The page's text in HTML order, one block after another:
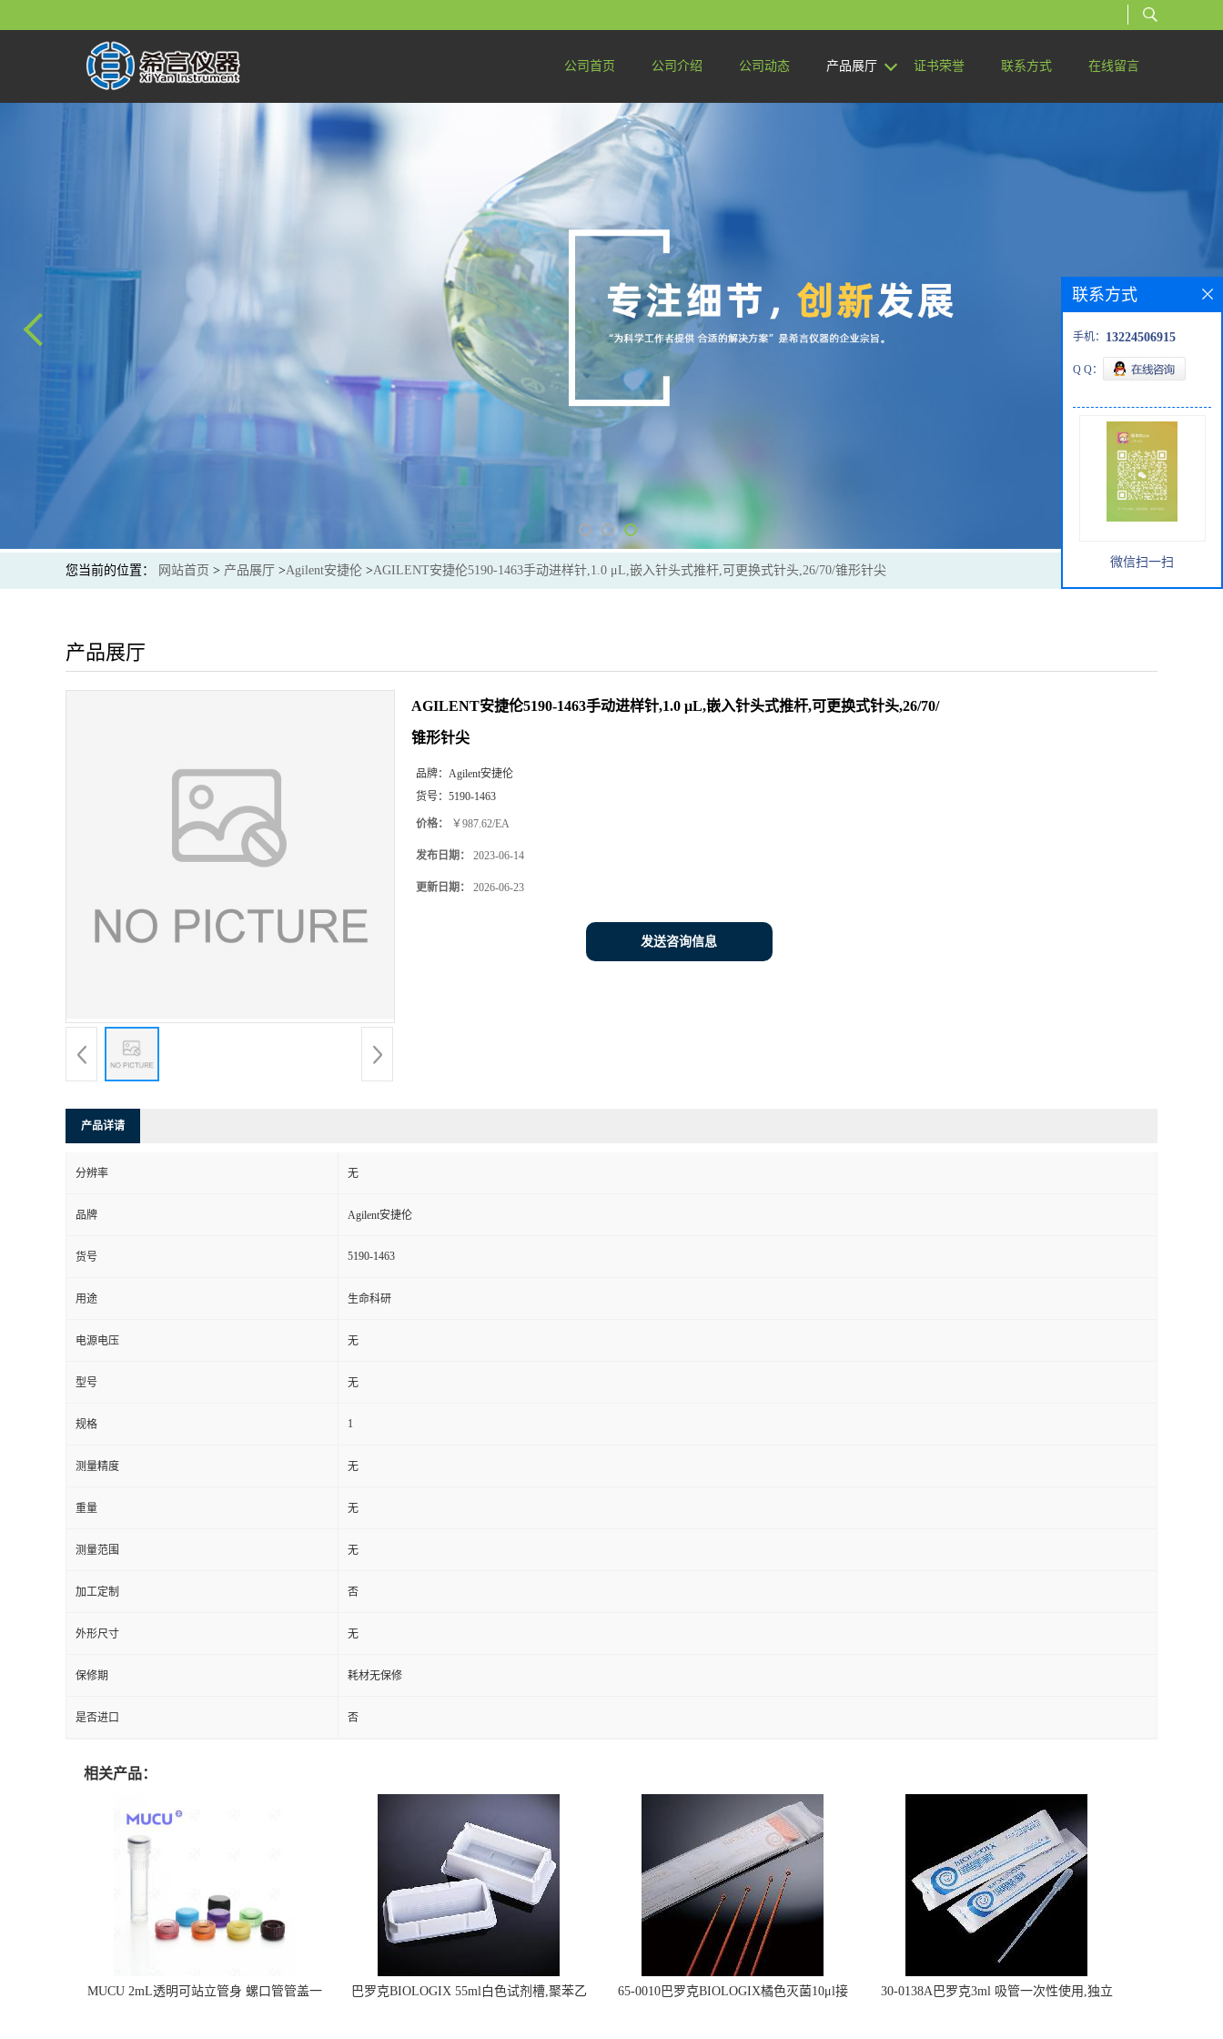
公司首页 公司介绍 公司动态 产品展厅 证书荣誉 联系方式 在线留言
您当前的位置： 网站首页 > 产品展厅 >Agilent安捷伦 >AGILENT安捷伦5190-1463手动进样针,1.0 μL,嵌入针头式推杆,可更换式针头,26/70/锥形针尖
产品展厅
AGILENT安捷伦5190-1463手动进样针,1.0 μL,嵌入针头式推杆,可更换式针头,26/70/
锥形针尖
品牌： Agilent安捷伦
货号： 5190-1463
价格： ￥987.62/EA
发布日期： 2023-06-14
更新日期： 2026-06-23
发送咨询信息
产品详请
分辨率 无
品牌 Agilent安捷伦
货号 5190-1463
用途 生命科研
电源电压 无
型号 无
规格 1
测量精度 无
重量 无
测量范围 无
加工定制 否
外形尺寸 无
保修期 耗材无保修
是否进口 否
相关产品：
MUCU 2mL透明可站立管身 螺口管管盖一
巴罗克BIOLOGIX 55ml白色试剂槽,聚苯乙
65-0010巴罗克BIOLOGIX橘色灭菌10μl接
30-0138A巴罗克3ml 吸管一次性使用,独立
联系方式
手机： 13224506915
Q Q：
微信扫一扫